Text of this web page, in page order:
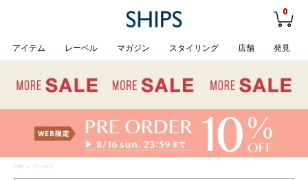
0
アイテム レーベル マガジン スタイリング 店舗 発見
TOP > ゴールド